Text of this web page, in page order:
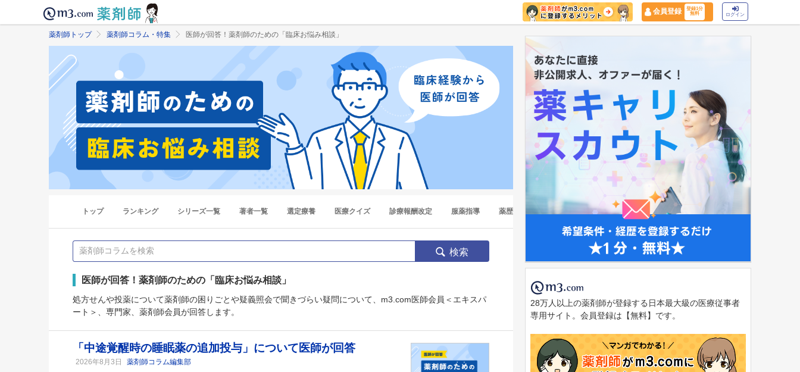
会員登録
登録1分
無料
ログイン
薬剤師トップ 薬剤師コラム・特集 医師が回答！薬剤師のための「臨床お悩み相談」
トップ ランキング シリーズ一覧 著者一覧 選定療養 医療クイズ 診療報酬改定 服薬指導 薬歴 マイナ保険証
検索
医師が回答！薬剤師のための「臨床お悩み相談」
処方せんや投薬について薬剤師の困りごとや疑義照会で聞きづらい疑問について、m3.com医師会員＜エキスパ
ート＞、専門家、薬剤師会員が回答します。
「中途覚醒時の睡眠薬の追加投与」について医師が回答
2026年8月3日 薬剤師コラム編集部
28万人以上の薬剤師が登録する日本最大級の医療従事者
専用サイト。会員登録は【無料】です。